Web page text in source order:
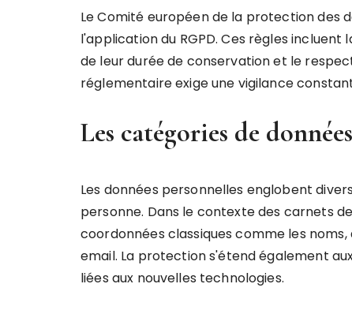
Le Comité européen de la protection des
l'application du RGPD. Ces règles
de leur durée de conservation et le
réglementaire exige une vigilance
Les catégories de
Les données personnelles englobent
personne. Dans le contexte des carnets
coordonnées classiques comme les
email. La protection s'étend également
liées aux nouvelles technologies.